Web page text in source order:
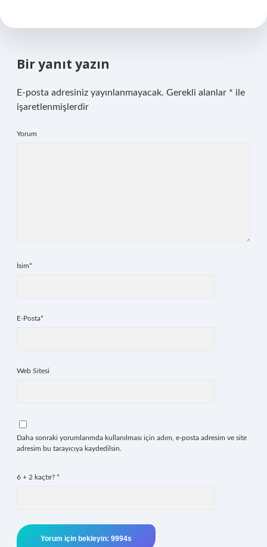
Bir yanıt yazın
E-posta adresiniz yayınlanmayacak. Gerekli alanlar * ile
işaretlenmişlerdir
Yorum
İsim*
E-Posta*
Web Sitesi
Daha sonraki yorumlarımda kullanılması için adım, e-posta adresim ve site
adresim bu tarayıcıya kaydedilsin.
6 + 2 kaçtır? *